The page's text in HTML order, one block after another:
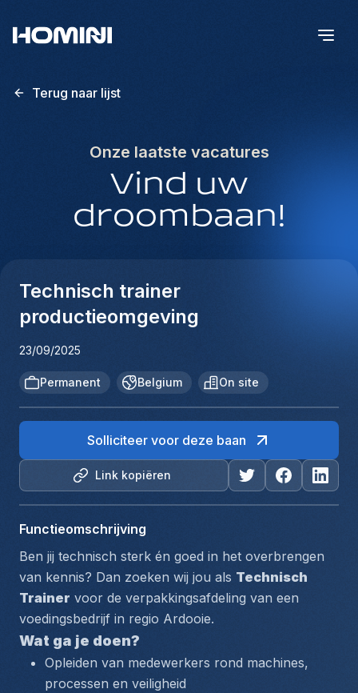
Terug naar lijst
Onze laatste vacatures
Vind uw
droombaan!
Technisch trainer
productieomgeving
23/09/2025
Permanent Belgium On site
Link kopiëren
Solliciteer voor deze baan
Functieomschrijving
Ben jij technisch sterk én goed in het overbrengen
van kennis? Dan zoeken wij jou als Technisch
Trainer voor de verpakkingsafdeling van een
voedingsbedrijf in regio Ardooie.
Wat ga je doen?
Opleiden van medewerkers rond machines,
processen en veiligheid